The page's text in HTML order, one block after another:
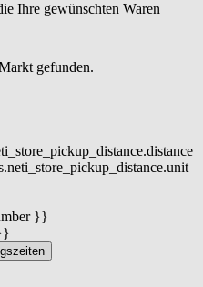
Ihre gewünschten Waren
gefunden.
}}